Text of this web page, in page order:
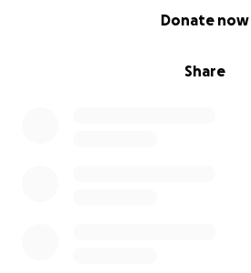
Share
Donate now